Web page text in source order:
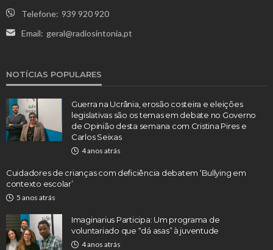
Telefone: 939 920 920
Email: geral@radiosintonia.pt
NOTÍCIAS POPULARES
Guerra na Ucrânia, erosão costeira e eleições
legislativas são os temas em debate no Governo
de Opinião desta semana com Cristina Pires e
Carlos Seixas
4 anos atrás
Cuidadores de crianças com deficiência debatem ‘Bullying em
contexto escolar’
5 anos atrás
Imaginarius Participa: Um programa de
voluntariado que “dá asas” à juventude
4 anos atrás